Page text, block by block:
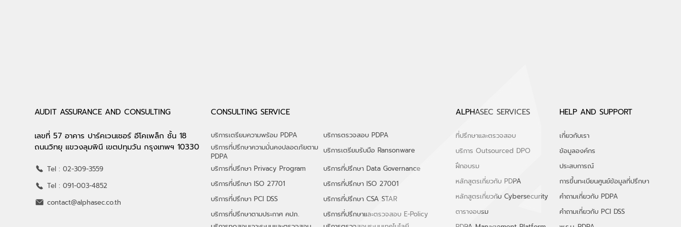
AUDIT ASSURANCE AND CONSULTING
เลขที่ 57 อาคาร ปาร์คเวนเชอร์ อีโคเพล็ก ชั้น 18
ถนนวิทยุ แขวงลุมพินี เขตปทุมวัน กรุงเทพฯ 10330
contact@alphasec.co.th
Tel : 02-309-3559
Tel : 091-003-4852
CONSULTING SERVICE
บริการเตรียมความพร้อม PDPA
บริการตรวจสอบ PDPA
บริการที่ปรึกษาความมั่นคงปลอดภัยตาม
PDPA
บริการเตรียมรับมือ Ransonware
บริการที่ปรึกษา Privacy Program
บริการที่ปรึกษา Data Governance
บริการที่ปรึกษา ISO 27701
บริการที่ปรึกษา ISO 27001
บริการที่ปรึกษา PCI DSS
บริการที่ปรึกษา CSA STAR
บริการที่ปรึกษาตามประกาศ คปภ.
บริการที่ปรึกษาและตรวจสอบ E-Policy
ALPHASEC SERVICES
ที่ปรึกษาและตรวจสอบ
บริการ Outsourced DPO
ฝึกอบรม
หลักสูตรเกี่ยวกับ PDPA
หลักสูตรเกี่ยวกับ Cybersecurity
ตารางอบรม
HELP AND SUPPORT
เกี่ยวกับเรา
ข้อมูลองค์กร
ประสบการณ์
การขึ้นทะเบียนศูนย์ข้อมูลที่ปรึกษา
คำถามเกี่ยวกับ PDPA
คำถามเกี่ยวกับ PCI DSS